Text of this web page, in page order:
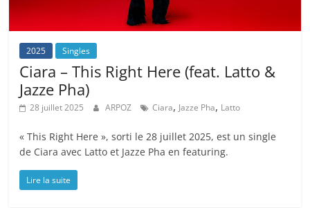
2025 Singles
Ciara – This Right Here (feat. Latto &
Jazze Pha)
28 juillet 2025 ARPOZ Ciara, Jazze Pha, Latto
« This Right Here », sorti le 28 juillet 2025, est un single
de Ciara avec Latto et Jazze Pha en featuring.
Lire la suite